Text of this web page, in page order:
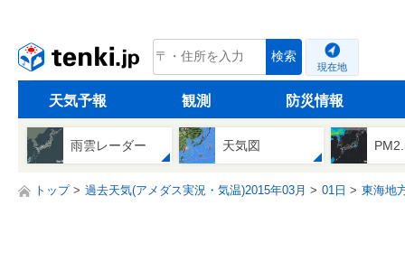
tenki.jp 検索
現在地
天気予報 観測 防災情報
雨雲レーダー 天気図
トップ 過去天気(アメダス実況・気温)2015年03月 01日 東海地